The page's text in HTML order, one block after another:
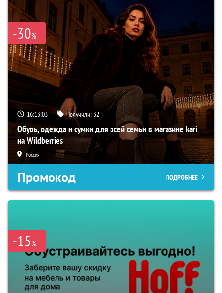
-30%
16:13:02 Получили: 32
Обувь, одежда и сумки для всей семьи в магазине kari
на Wildberries
Россия
Промокод ПОДРОБНЕЕ
-15%